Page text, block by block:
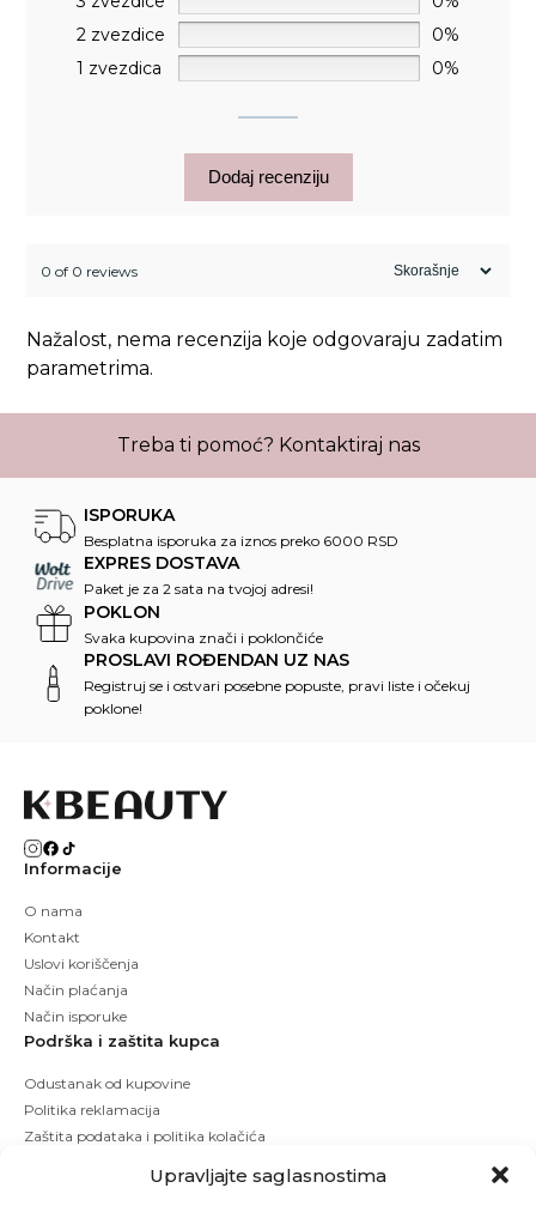
Upravljajte saglasnostima
2 zvezdice
0%
1 zvezdica
0%
Dodaj recenziju
0 of 0 reviews
Nažalost, nema recenzija koje odgovaraju zadatim
parametrima.
Treba ti pomoć? Kontaktiraj nas
ISPORUKA
Besplatna isporuka za iznos preko 6000 RSD
EXPRES DOSTAVA
Paket je za 2 sata na tvojoj adresi!
POKLON
Svaka kupovina znači i poklončiće
PROSLAVI ROĐENDAN UZ NAS
Registruj se i ostvari posebne popuste, pravi liste i očekuj
poklone!
Informacije
O nama
Kontakt
Uslovi koriščenja
Način plaćanja
Način isporuke
Podrška i zaštita kupca
Odustanak od kupovine
Politika reklamacija
Zaštita podataka i politika kolačića